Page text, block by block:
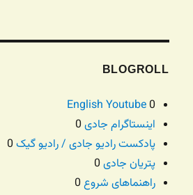
BLOGROLL
English Youtube0
اینستاگرام جادی
پادکست رادیو جادی / رادیو گیک
پتریان جادی
راهنماهای شروع